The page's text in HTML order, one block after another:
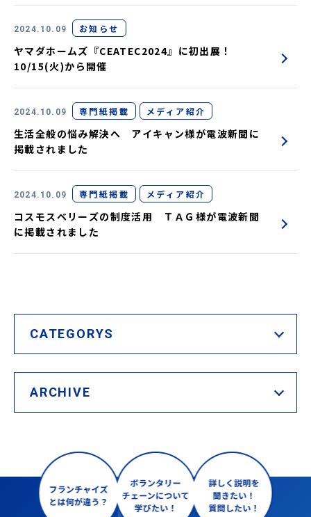
2024.10.09 お知らせ
ヤマダホームズ『CEATEC2024』に初出展！
10/15(火)から開催
2024.10.09 専門紙掲載 メディア紹介
生活全般の悩み解決へ アイキャン様が電波新聞に
掲載されました
2024.10.09 専門紙掲載 メディア紹介
コスモスベリーズの制度活用 ＴＡＧ様が電波新聞
に掲載されました
CATEGORYS
ARCHIVE